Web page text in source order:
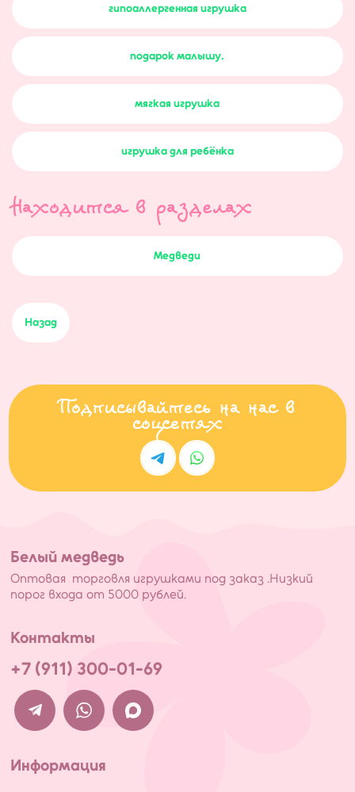
гипоаллергенная игрушка
подарок малышу.
мягкая игрушка
игрушка для ребёнка
Находится в разделах
Медведи
Назад
Подписывайтесь на нас в
соцсетях
Белый медведь
Оптовая торговля игрушками под заказ .Низкий
порог входа от 5000 рублей.
Контакты
+7 (911) 300-01-69
Информация